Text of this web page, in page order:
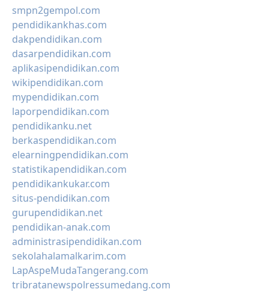
smpn2gempol.com
pendidikankhas.com
dakpendidikan.com
dasarpendidikan.com
aplikasipendidikan.com
wikipendidikan.com
mypendidikan.com
laporpendidikan.com
pendidikanku.net
berkaspendidikan.com
elearningpendidikan.com
statistikapendidikan.com
pendidikankukar.com
situs-pendidikan.com
gurupendidikan.net
pendidikan-anak.com
administrasipendidikan.com
sekolahalamalkarim.com
LapAspeMudaTangerang.com
tribratanewspolressumedang.com